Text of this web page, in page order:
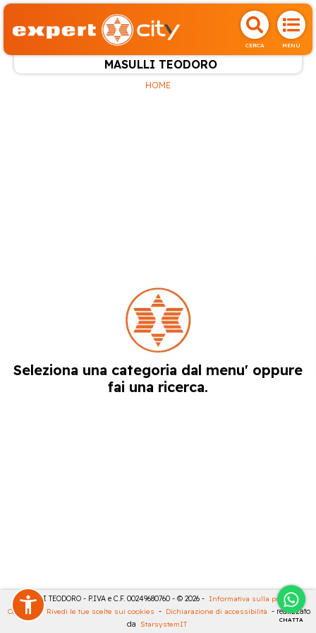
CERCA MENU
MASULLI TEODORO
CHATTA
HOME
Seleziona una categoria dal menu' oppure
fai una ricerca.
MASULLI TEODORO - P.IVA e C.F. 00249680760 - © 2026 - Informativa sulla privacy -
Cookies
- Rivedi le tue scelte sui cookies - Dichiarazione di accessibilità - realizzato
da StarsystemIT